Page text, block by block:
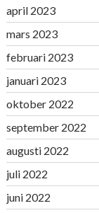
april 2023
mars 2023
februari 2023
januari 2023
oktober 2022
september 2022
augusti 2022
juli 2022
juni 2022